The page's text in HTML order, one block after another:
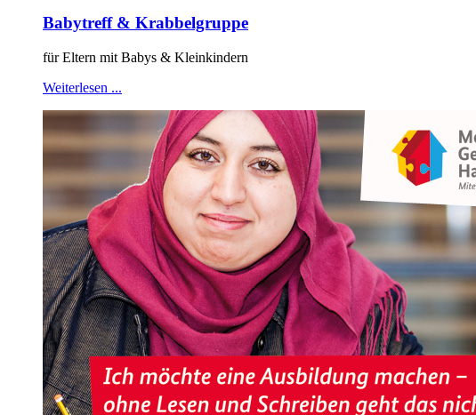
Babytreff & Krabbelgruppe
für Eltern mit Babys & Kleinkindern
Weiterlesen ...